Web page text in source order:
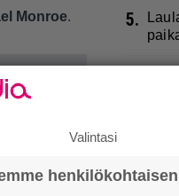
Monroe.
5.
Valintasi
henkilökohtaisen